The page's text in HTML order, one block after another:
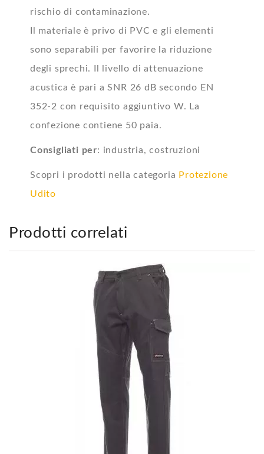
rischio di contaminazione.
Il materiale è privo di PVC e gli elementi
sono separabili per favorire la riduzione
degli sprechi. Il livello di attenuazione
acustica è pari a SNR 26 dB secondo EN
352-2 con requisito aggiuntivo W. La
confezione contiene 50 paia.
Consigliati per: industria, costruzioni
Scopri i prodotti nella categoria Protezione
Udito
Prodotti correlati